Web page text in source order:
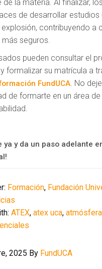
de la materia. Al finalizar,
de desarrollar estudios
contribuyendo a
seguros.
pueden consultar el
formalizar su matrícula a
FundUCA. No
de formarte en un área
ya y da un paso adelante
Formación, Fundación
ATEX,atex uca,
2025 By FundUCA